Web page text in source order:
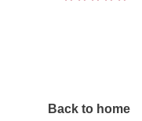
Back to home